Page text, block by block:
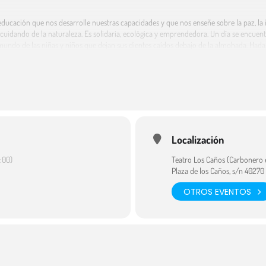
que nos desarrolle nuestras capacidades y que nos enseñe sobre la paz,
de la naturaleza. Es solidaria, ecológica y emprendedora. Un día se
50 min.
Localización
Teatro Los Caños (Carbonero
Plaza de los Caños, s/n
OTROS EVENTOS